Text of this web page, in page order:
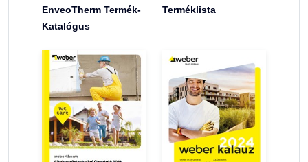
EnveoTherm Termék-
Katalógus
Terméklista